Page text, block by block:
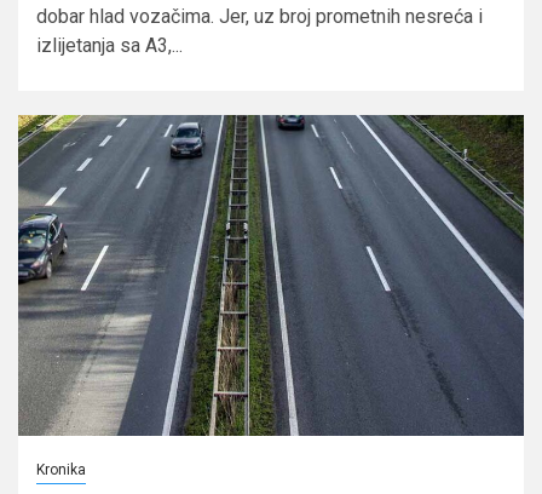
dobar hlad vozačima. Jer, uz broj prometnih nesreća i
izlijetanja sa A3,...
Kronika